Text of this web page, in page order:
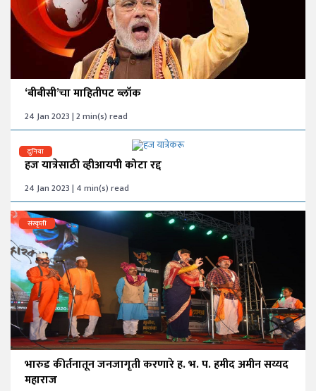
‘बीबीसी’चा माहितीपट ब्लॉक
24 Jan 2023 | 2 min(s) read
दुनिया
हज यात्रेसाठी व्हीआयपी कोटा रद्द
24 Jan 2023 | 4 min(s) read
संस्कृती
भारुड कीर्तनातून जनजागृती करणारे ह. भ. प. हमीद अमीन सय्यद
महाराज